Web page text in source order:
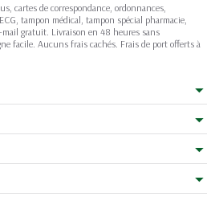
cartes de correspondance, ordonnances,
tampon médical, tampon spécial pharmacie,
mail gratuit. Livraison en 48 heures sans
facile. Aucuns frais cachés. Frais de port offerts à